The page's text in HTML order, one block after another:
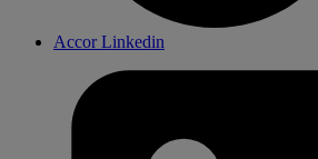
Accor Linkedin